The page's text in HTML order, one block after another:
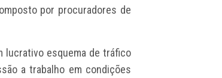
por procuradores de
lucrativo esquema de tráfico
a trabalho em condições